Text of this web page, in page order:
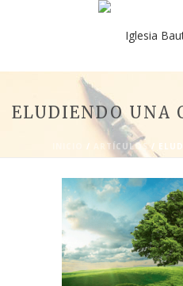
ELUDIENDO UNA
/ ARTÍCULOS /